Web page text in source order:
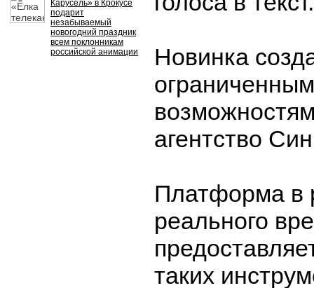
Карусель» в Крокусе
подарит
незабываемый
новогодний праздник
всем поклонникам
российской анимации
Новинка
агентство
Платформа в
реального
таких